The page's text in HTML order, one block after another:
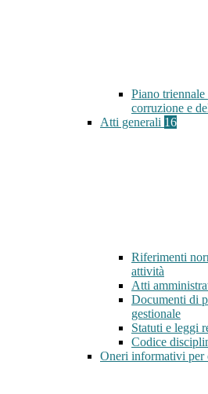
Piano
corruzione e
Atti generali 16
Riferimenti
attività
Atti
Documenti di
gestionale
Statuti e leggi
Codice
Oneri informativi per